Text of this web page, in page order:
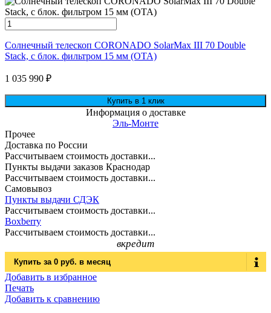
Солнечный телескоп CORONADO SolarMax III 70 Double
Stack, с блок. фильтром 15 мм (OTA)
1 035 990 ₽
Информация о доставке
Эль-Монте
Прочее
Доставка по России
Рассчитываем стоимость доставки...
Пункты выдачи заказов Краснодар
Рассчитываем стоимость доставки...
Самовывоз
Пункты выдачи СДЭК
Рассчитываем стоимость доставки...
Boxberry
Рассчитываем стоимость доставки...
вкредит
Купить за 0 руб. в месяц
Добавить в избранное
Печать
Добавить к сравнению